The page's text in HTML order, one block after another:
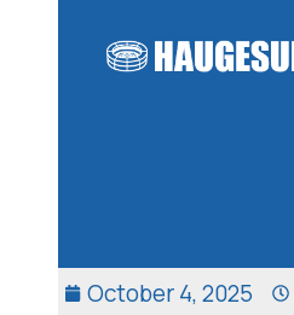
October 4, 2025